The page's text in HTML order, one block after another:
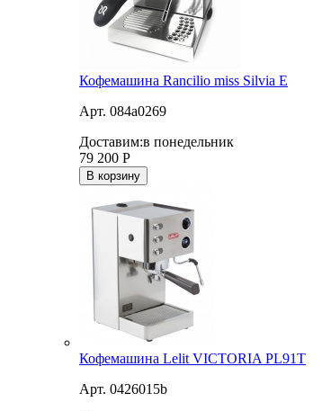
Кофемашина Rancilio miss Silvia E
Арт. 084a0269
Доставим:в понедельник
79 200 Р
В корзину
Кофемашина Lelit VICTORIA PL91T
Арт. 0426015b